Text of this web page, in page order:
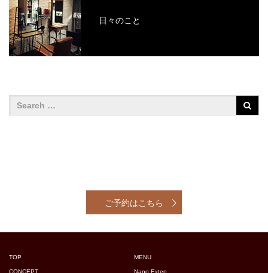
日々のこと
ご予約はこちら
TOP
CONCEPT
MENU
Nano Exten